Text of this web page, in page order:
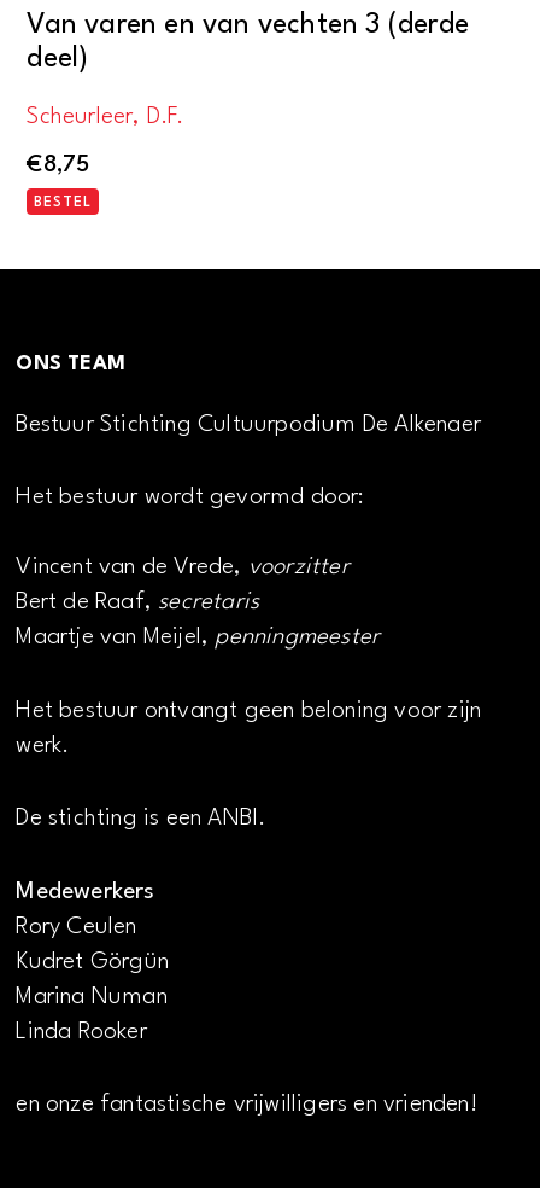
Van varen en van vechten 3 (derde
deel)
Scheurleer, D.F.
€8,75
BESTEL
ONS TEAM
Bestuur Stichting Cultuurpodium De Alkenaer
Het bestuur wordt gevormd door:
Vincent van de Vrede, voorzitter
Bert de Raaf, secretaris
Maartje van Meijel, penningmeester
Het bestuur ontvangt geen beloning voor zijn
werk.
De stichting is een ANBI.
Medewerkers
Rory Ceulen
Kudret Görgün
Marina Numan
Linda Rooker
en onze fantastische vrijwilligers en vrienden!